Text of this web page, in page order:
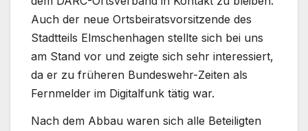
Auch der neue Ortsbeiratsvorsitzende des
Stadtteils Elmschenhagen stellte sich bei uns
am Stand vor und zeigte sich sehr interessiert,
da er zu früheren Bundeswehr-Zeiten als
Fernmelder im Digitalfunk tätig war.
Nach dem Abbau waren sich alle Beteiligten